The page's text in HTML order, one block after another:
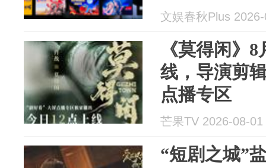
文娱春秋Plus
《莫得闲》
线，导演剪
点播专区
芒果TV 2026-08-01
“短剧之城”